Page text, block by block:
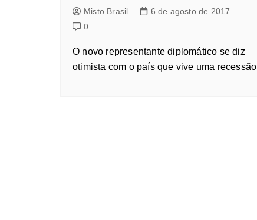
Misto Brasil
6 de agosto de 2017
0
O novo representante diplomático se diz
otimista com o país que vive uma recessão